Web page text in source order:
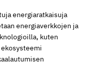
energiaratkaisuja
energiaverkkojen ja
kuten